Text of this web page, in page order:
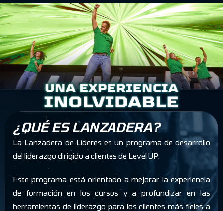
¿QUÉ ES LANZADERA?
La Lanzadera de Líderes es un programa de desarrollo
del liderazgo dirigido a clientes de Level UP.
Este programa está orientado a mejorar la experiencia
de formación en los cursos y a profundizar en las
herramientas de liderazgo para los clientes más fieles a